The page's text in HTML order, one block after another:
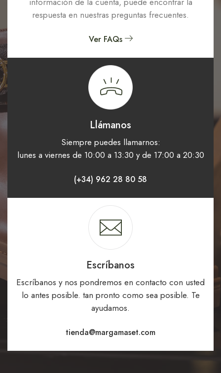
respuesta en nuestras preguntas frecuentes.
Ver FAQs
Llámanos
Siempre puedes llamarnos:
lunes a viernes de 10:00 a 13:30 y de 17:00 a 20:30
(+34) 962 28 80 58
Escríbanos
Escríbanos y nos pondremos en contacto con usted
lo antes posible. tan pronto como sea posible. Te
ayudamos.
tienda@margamaset.com